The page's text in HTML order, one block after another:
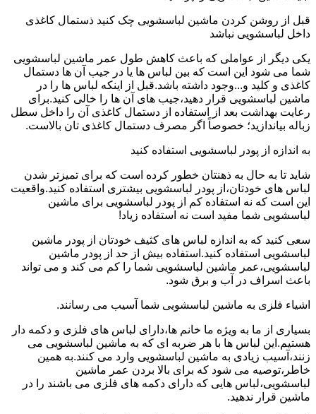
قبل از روشن کردن ماشین لباسشویی چک کنید ذستمال کاغذی
داخل لباسشویی نباشد
یکی دیگر از عواملی که باعث کاهش طول عمر ماشین لباسشویی
شما می شود این است که بین لباس ها یا در جیب آن ها دستمال
کاغذی و کلید و...وجود داشته باشد.قبل از اینکه لباس ها را در
ماشین لباسشویی قرار دهید،جیب های آن ها را خالی کنید.برای
رعایت بهداشت بعد از استفاده از دستمال کاغذی آن را داخل سطل
زباله بیاندازید؛ خصوصاً اگر مصرف دستمال کاغذی تان بالاست.
به اندازه از پودر لباسشویی استفاده کنید
شاید تا به حال به ذهنتان خطور کرده است که برای تمیزتر شدن
لباس های خودتان،از پودر لباسشویی بیشتری استفاده کنید.واقعیت
این است که نه استفاده کم از پودر لباسشویی برای ماشین
لباسشویی شما مفید است نه استفاده زیاد!
سعی کنید که به اندازه لباس های کثیف خودتان از پودر ماشین
لباسشویی استفاده کنید.استفاده بیش از حد از پودر ماشین
لباسشویی،عمر ماشین لباسشویی شما را کم می کند و می تواند
باعث اسراف در آب و برق شود.
اشیاء فلزی به ماشین لباسشویی شما آسیب می رسانند.
بسیاری از ما به ویژه ما خانم ها،دارای لباس های فلزی و دکمه دار
هستیم.این لباس ها با هر ضربه ای که به ماشین لباسشویی می
زنند،آسیب زیادی به ماشین لباسشویی وارد می کنند.به همین
خاطر،توصیه می شود که برای بالا بردن عمر ماشین
لباسشویی،لباس هایی که دارای دکمه های فلزی می باشند را در
ماشین قرار ندهید.